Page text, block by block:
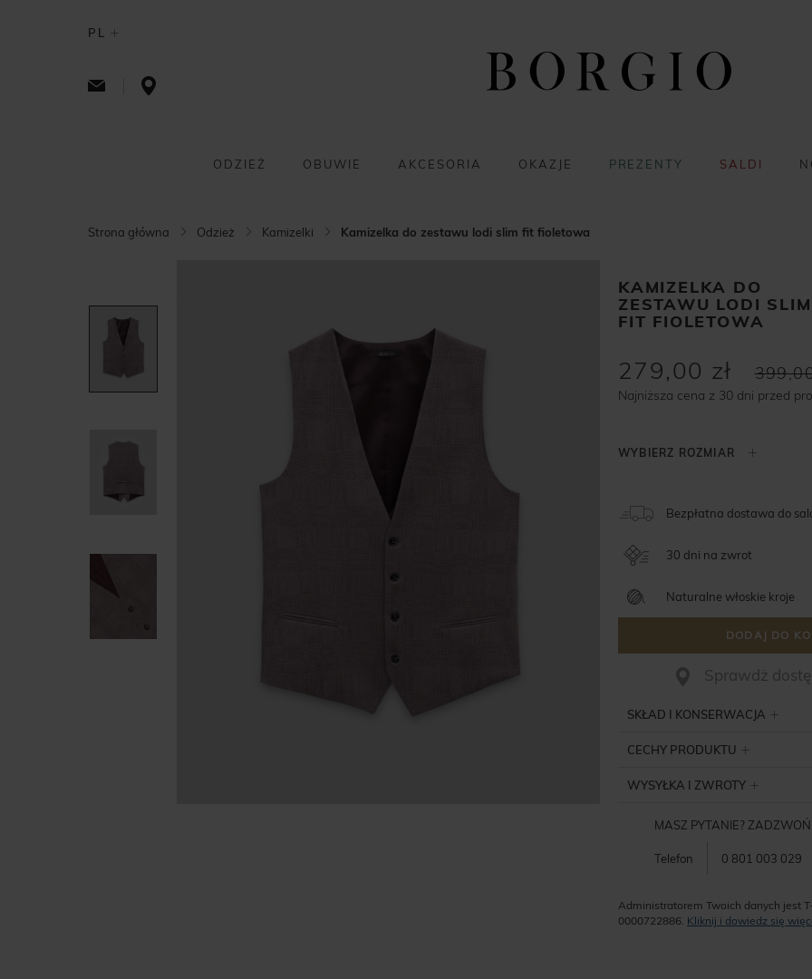
PL
ODZIEŻ OBUWIE AKCESORIA OKAZJE PREZENTY SALDI
Strona główna Odzież Kamizelki Kamizelka do zestawu lodi slim fit fioletowa
KAMIZELKA DO
ZESTAWU LODI SLIM
FIT FIOLETOWA
279,00 zł
Najniższa cena z 30 dni przed
Bezpłatna dostawa do
30 dni na zwrot
Naturalne włoskie kroje
DODAJ DO
Sprawdż
SKŁAD I KONSERWACJA
CECHY PRODUKTU
WYSYŁKA I ZWROTY
MASZ PYTANIE? ZADZWOŃ!
Telefon 0 801 003 029
Administratorem Twoich danych jest
0000722886. Kliknij i dowiedz się